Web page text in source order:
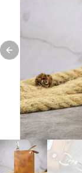
Previous slide